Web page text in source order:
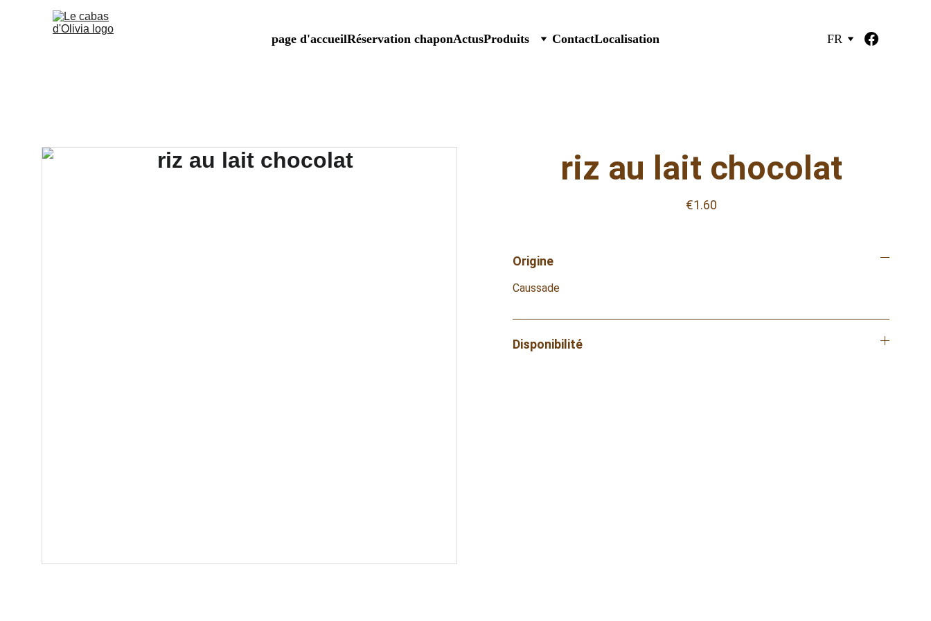
page d'accueilRéservation chaponActusProduits ContactLocalisation FR
riz au lait chocolat
€1.60
Origine
Caussade
Disponibilité